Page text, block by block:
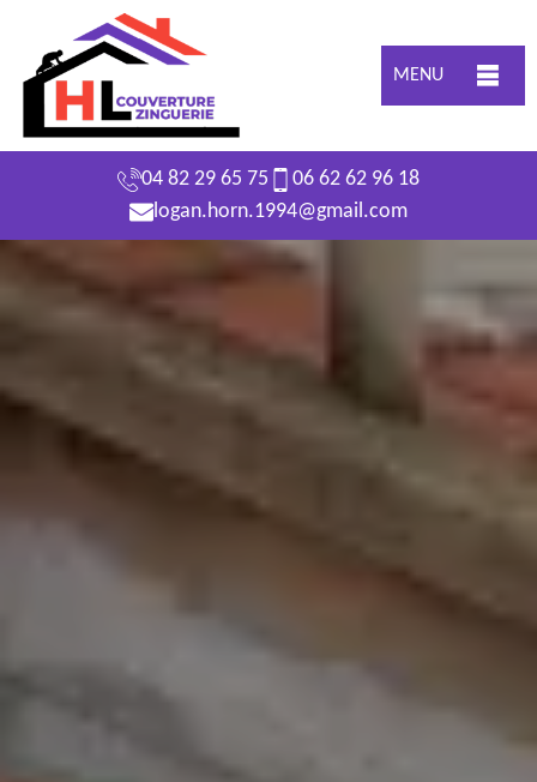
MENU
04 82 29 65 75
06 62 62 96 18
logan.horn.1994@gmail.com